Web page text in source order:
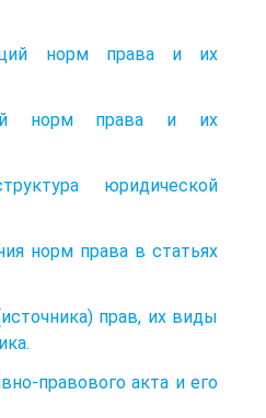
норм права и их
норм права и их
юридической
норм права в статьях
прав, их виды
правового акта и его